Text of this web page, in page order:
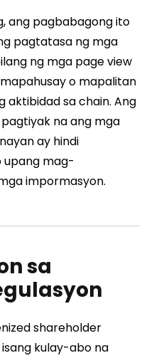
ang pagbabagong ito
pagtatasa ng mga
ng mga page view
o mapalitan
aktibidad sa chain. Ang
na ang mga
ay hindi
upang mag-
impormasyon.
sa
shareholder
kulay-abo na